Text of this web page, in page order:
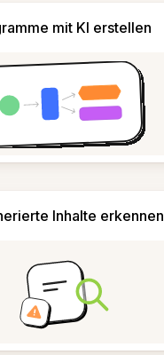
mit KI erstellen
Inhalte erkennen